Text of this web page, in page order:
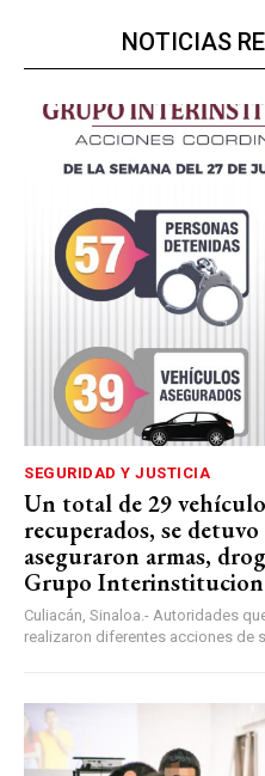
NOTICIAS
SEGURIDAD Y JUSTICIA
Un total de 29
recuperados, se detuvo
aseguraron armas,
Grupo
Culiacán, Sinaloa.- Autoridades
realizaron diferentes acciones de